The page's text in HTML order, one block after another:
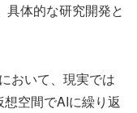
体的な研究開発と
おいて、現実では
空間でAIに繰り返